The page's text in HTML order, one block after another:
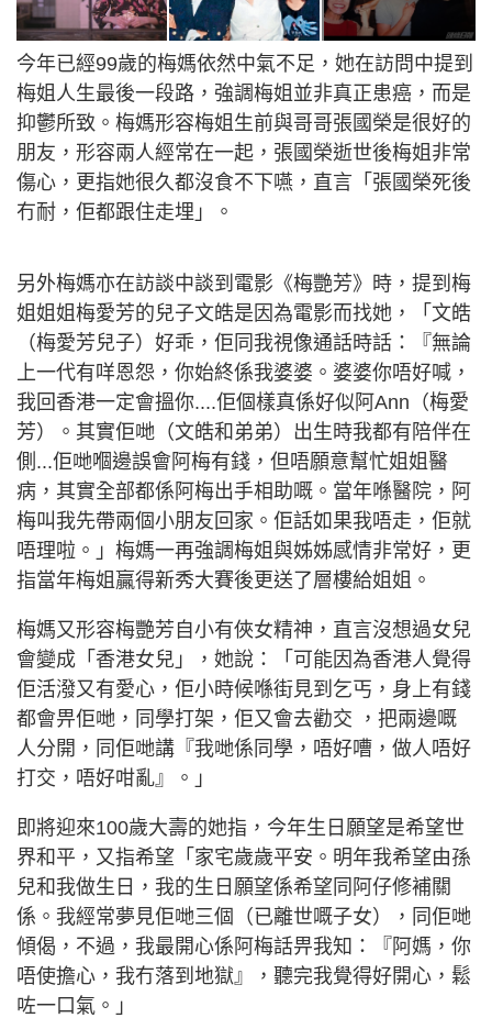
今年已經99歲的梅媽依然中氣不足，她在訪問中提到
梅姐人生最後一段路，強調梅姐並非真正患癌，而是
抑鬱所致。梅媽形容梅姐生前與哥哥張國榮是很好的
朋友，形容兩人經常在一起，張國榮逝世後梅姐非常
傷心，更指她很久都沒食不下嚥，直言「張國榮死後
冇耐，佢都跟住走埋」。
另外梅媽亦在訪談中談到電影《梅艷芳》時，提到梅
姐姐姐梅愛芳的兒子文皓是因為電影而找她，「文皓
（梅愛芳兒子）好乖，佢同我視像通話時話：『無論
上一代有咩恩怨，你始終係我婆婆。婆婆你唔好喊，
我回香港一定會搵你....佢個樣真係好似阿Ann（梅愛
芳）。其實佢哋（文皓和弟弟）出生時我都有陪伴在
側...佢哋嗰邊誤會阿梅有錢，但唔願意幫忙姐姐醫
病，其實全部都係阿梅出手相助嘅。當年喺醫院，阿
梅叫我先帶兩個小朋友回家。佢話如果我唔走，佢就
唔理啦。」梅媽一再強調梅姐與姊姊感情非常好，更
指當年梅姐贏得新秀大賽後更送了層樓給姐姐。
梅媽又形容梅艷芳自小有俠女精神，直言沒想過女兒
會變成「香港女兒」，她說：「可能因為香港人覺得
佢活潑又有愛心，佢小時候喺街見到乞丐，身上有錢
都會畀佢哋，同學打架，佢又會去勸交 ，把兩邊嘅
人分開，同佢哋講『我哋係同學，唔好嘈，做人唔好
打交，唔好咁亂』。」
即將迎來100歲大壽的她指，今年生日願望是希望世
界和平，又指希望「家宅歲歲平安。明年我希望由孫
兒和我做生日，我的生日願望係希望同阿仔修補關
係。我經常夢見佢哋三個（已離世嘅子女），同佢哋
傾偈，不過，我最開心係阿梅話畀我知：『阿媽，你
唔使擔心，我冇落到地獄』，聽完我覺得好開心，鬆
咗一口氣。」